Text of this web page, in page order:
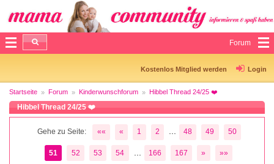
Forum
Kostenlos Mitglied werden Login
Startseite Forum Kinderwunschforum Hibbel Thread 24/25 ❤️
Hibbel Thread 24/25 ❤️
Gehe zu Seite: «« « 1 2 48 49 50
51 52 53 54 166 167 » »»